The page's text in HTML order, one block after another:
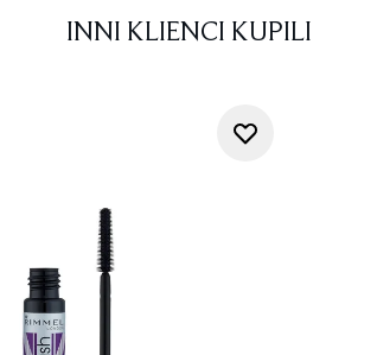
INNI KLIENCI KUPILI